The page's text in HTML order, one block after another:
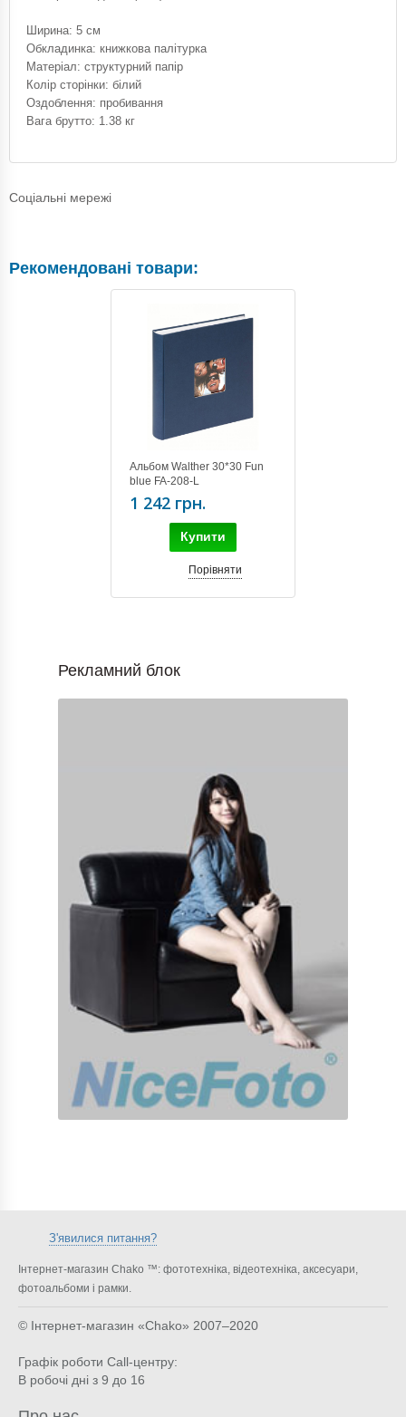
Ширина: 5 см
Обкладинка: книжкова палітурка
Матеріал: структурний папір
Колір сторінки: білий
Оздоблення: пробивання
Вага брутто: 1.38 кг
Соціальні мережі
Рекомендовані товари:
Альбом Walther 30*30 Fun
blue FA-208-L
1 242 грн.
Купити
Порівняти
Рекламний блок
З'явилися питання?
Інтернет-магазин Chako ™: фототехніка, відеотехніка, аксесуари,
фотоальбоми і рамки.
© Інтернет-магазин «Chako» 2007–2020
Графік роботи Call-центру:
В робочі дні з 9 до 16